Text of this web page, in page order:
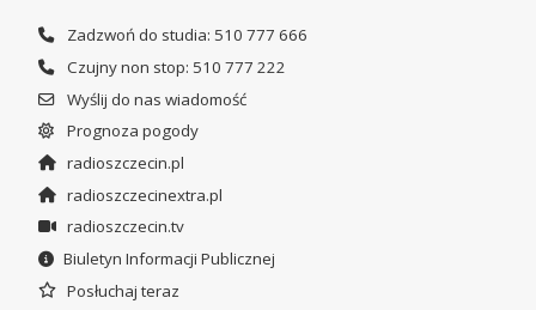
Zadzwoń do studia: 510 777 666
Czujny non stop: 510 777 222
Wyślij do nas wiadomość
Prognoza pogody
radioszczecin.pl
radioszczecinextra.pl
radioszczecin.tv
Biuletyn Informacji Publicznej
Posłuchaj teraz